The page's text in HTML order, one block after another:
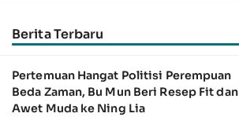
Berita Terbaru
Pertemuan Hangat Politisi Perempuan
Beda Zaman, Bu Mun Beri Resep Fit dan
Awet Muda ke Ning Lia